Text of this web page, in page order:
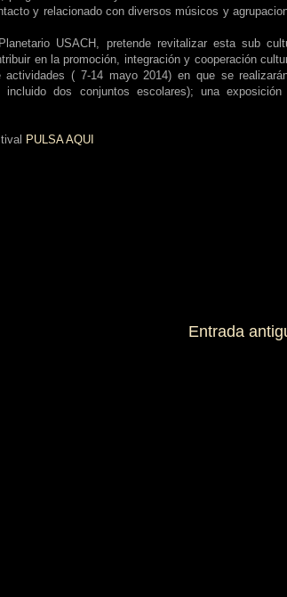
y relacionado con diversos músicos y
USACH, pretende revitalizar esta sub
en la promoción, integración y cooperación
( 7-14 mayo 2014) en que se
dos conjuntos escolares); una exposición
PULSA AQUI
Entrada